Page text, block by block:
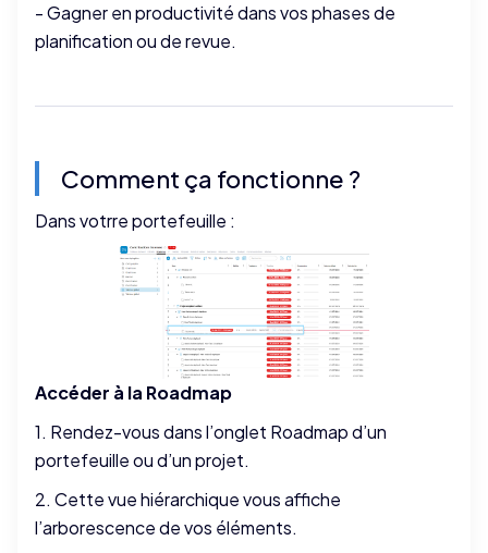
- Gagner en productivité dans vos phases de
planification ou de revue.
Comment ça fonctionne ?
Dans votrre portefeuille :
Accéder à la Roadmap
1. Rendez-vous dans l’onglet Roadmap d’un
portefeuille ou d’un projet.
2. Cette vue hiérarchique vous affiche
l’arborescence de vos éléments.